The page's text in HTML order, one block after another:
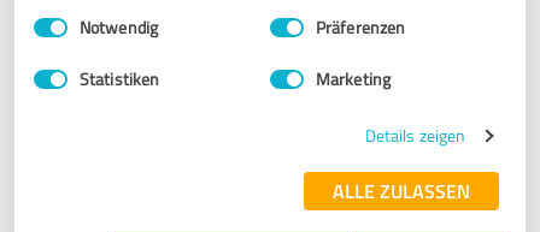
Impressum Datenschutzbestimmungen
Einwilligungsauswahl
Notwendig Präferenzen
Statistiken Marketing
Details zeigen
ALLE ZULASSEN
BelForm GmbH & Co. KG
08.10.2022 Jolien Palau, Projektleiterin Berlinovo